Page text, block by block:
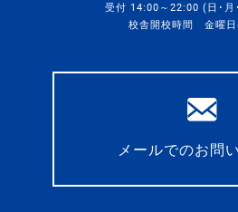
受付 14:00～22:00 (日･月
校舎開校時間 金曜
メールでのお問